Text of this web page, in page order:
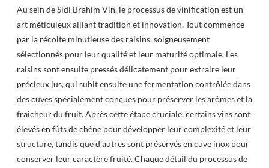
Au sein de Sidi Brahim Vin, le processus de vinification est un
art méticuleux alliant tradition et innovation. Tout commence
par la récolte minutieuse des raisins, soigneusement
sélectionnés pour leur qualité et leur maturité optimale. Les
raisins sont ensuite pressés délicatement pour extraire leur
précieux jus, qui subit ensuite une fermentation contrôlée dans
des cuves spécialement conçues pour préserver les arômes et la
fraîcheur du fruit. Après cette étape cruciale, certains vins sont
élevés en fûts de chêne pour développer leur complexité et leur
structure, tandis que d’autres sont préservés en cuve inox pour
conserver leur caractère fruité. Chaque détail du processus de